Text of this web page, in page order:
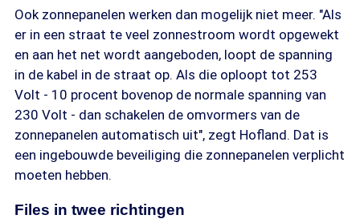
Ook zonnepanelen werken dan mogelijk niet meer. "Als
er in een straat te veel zonnestroom wordt opgewekt
en aan het net wordt aangeboden, loopt de spanning
in de kabel in de straat op. Als die oploopt tot 253
Volt - 10 procent bovenop de normale spanning van
230 Volt - dan schakelen de omvormers van de
zonnepanelen automatisch uit", zegt Hofland. Dat is
een ingebouwde beveiliging die zonnepanelen verplicht
moeten hebben.
Files in twee richtingen